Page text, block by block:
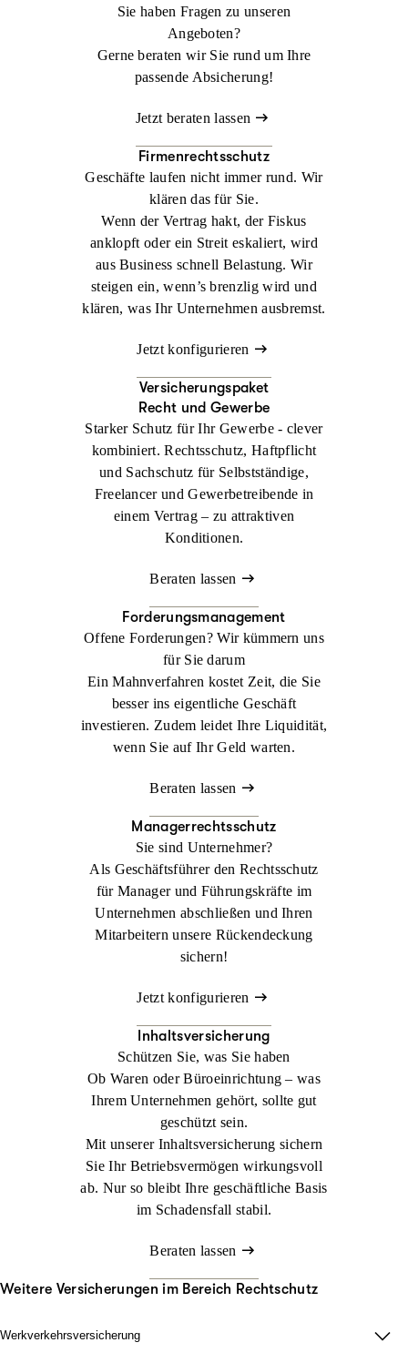
Sie haben Fragen zu unseren
Angeboten?
Gerne beraten wir Sie rund um Ihre
passende Absicherung!
Jetzt beraten lassen
Firmenrechtsschutz
Geschäfte laufen nicht immer rund. Wir
klären das für Sie.
Wenn der Vertrag hakt, der Fiskus
anklopft oder ein Streit eskaliert, wird
aus Business schnell Belastung. Wir
steigen ein, wenn’s brenzlig wird und
klären, was Ihr Unternehmen ausbremst.
Jetzt konfigurieren
Versicherungspaket
Recht und Gewerbe
Starker Schutz für Ihr Gewerbe - clever
kombiniert. Rechtsschutz, Haftpflicht
und Sachschutz für Selbstständige,
Freelancer und Gewerbetreibende in
einem Vertrag – zu attraktiven
Konditionen.
Beraten lassen
Forderungsmanagement
Offene Forderungen? Wir kümmern uns
für Sie darum
Ein Mahnverfahren kostet Zeit, die Sie
besser ins eigentliche Geschäft
investieren. Zudem leidet Ihre Liquidität,
wenn Sie auf Ihr Geld warten.
Beraten lassen
Managerrechtsschutz
Sie sind Unternehmer?
Als Geschäftsführer den Rechtsschutz
für Manager und Führungskräfte im
Unternehmen abschließen und Ihren
Mitarbeitern unsere Rückendeckung
sichern!
Jetzt konfigurieren
Inhaltsversicherung
Schützen Sie, was Sie haben
Ob Waren oder Büroeinrichtung – was
Ihrem Unternehmen gehört, sollte gut
geschützt sein.
Mit unserer Inhaltsversicherung sichern
Sie Ihr Betriebsvermögen wirkungsvoll
ab. Nur so bleibt Ihre geschäftliche Basis
im Schadensfall stabil.
Beraten lassen
Weitere Versicherungen im Bereich Rechtschutz
Werkverkehrsversicherung